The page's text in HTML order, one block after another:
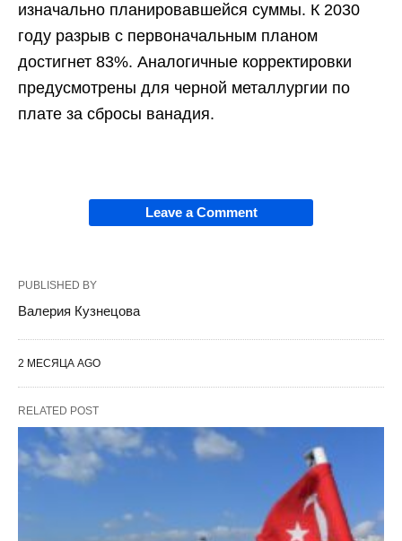
изначально планировавшейся суммы. К 2030
году разрыв с первоначальным планом
достигнет 83%. Аналогичные корректировки
предусмотрены для черной металлургии по
плате за сбросы ванадия.
Leave a Comment
PUBLISHED BY
Валерия Кузнецова
2 МЕСЯЦА AGO
RELATED POST